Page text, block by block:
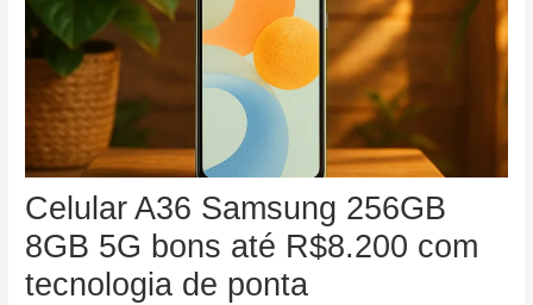
Celular A36 Samsung 256GB
8GB 5G bons até R$8.200 com
tecnologia de ponta